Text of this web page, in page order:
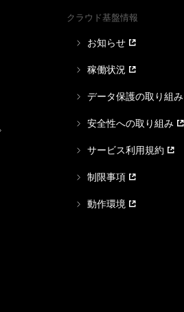
クラウド基盤情報
お知らせ
稼働状況
データ保護の取り組み
安全性への取り組み
サービス利用規約
制限事項
動作環境